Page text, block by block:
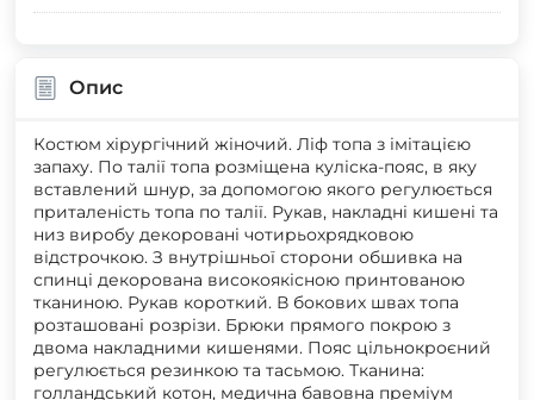
Опис
Костюм хірургічний жіночий. Ліф топа з імітацією
запаху. По талії топа розміщена куліска-пояс, в яку
вставлений шнур, за допомогою якого регулюється
приталеність топа по талії. Рукав, накладні кишені та
низ виробу декоровані чотирьохрядковою
відстрочкою. З внутрішньої сторони обшивка на
спинці декорована високоякісною принтованою
тканиною. Рукав короткий. В бокових швах топа
розташовані розрізи. Брюки прямого покрою з
двома накладними кишенями. Пояс цільнокроєний
регулюється резинкою та тасьмою. Тканина:
голландський котон, медична бавовна преміум